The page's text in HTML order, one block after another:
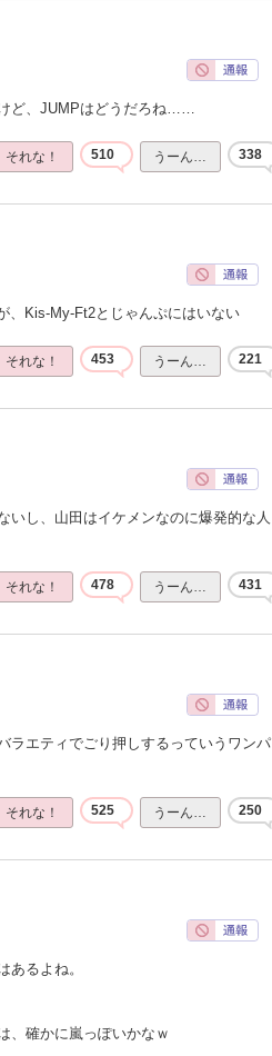
ど、JUMPはどうだろね……
それな！ 510 うーん… 338
、Kis-My-Ft2とじゃんぷにはいない
それな！ 453 うーん… 221
いし、山田はイケメンなのに爆発的な人
それな！ 478 うーん… 431
ラエティでごり押しするっていうワンパ
それな！ 525 うーん… 250
あるよね。
、確かに嵐っぽいかなｗ